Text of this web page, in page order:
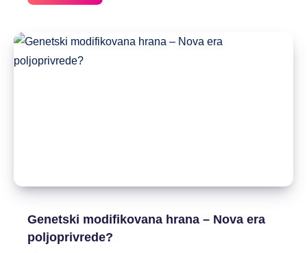
pravilno
uvin
Genetski modifikovana hrana – Nova era
poljoprivrede?